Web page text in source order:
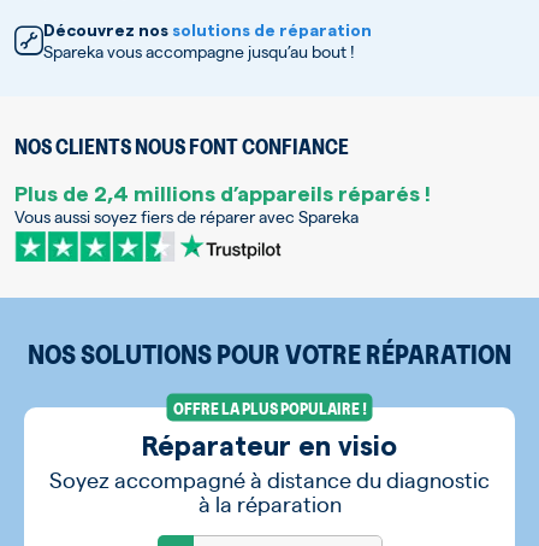
Découvrez nos solutions de réparation
Spareka vous accompagne jusqu’au bout !
NOS CLIENTS NOUS FONT CONFIANCE
Plus de 2,4 millions d’appareils réparés !
Vous aussi soyez fiers de réparer avec Spareka
NOS SOLUTIONS POUR VOTRE RÉPARATION
OFFRE LA PLUS POPULAIRE !
Réparateur en visio
Soyez accompagné à distance du diagnostic
à la réparation